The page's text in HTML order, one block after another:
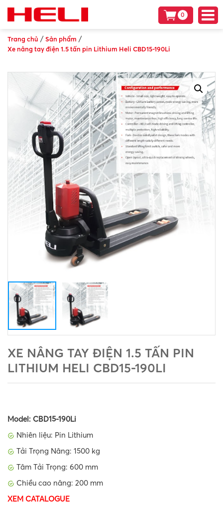
0
Trang chủ /Sản phẩm /
Xe nâng tay điện 1.5 tấn pin Lithium Heli CBD15-190Li
XE NÂNG TAY ĐIỆN 1.5 TẤN PIN
LITHIUM HELI CBD15-190LI
Model: CBD15-190Li
Nhiên liệu: Pin Lithium
Tải Trọng Nâng: 1500 kg
Tâm Tải Trọng: 600 mm
Chiều cao nâng: 200 mm
XEM CATALOGUE